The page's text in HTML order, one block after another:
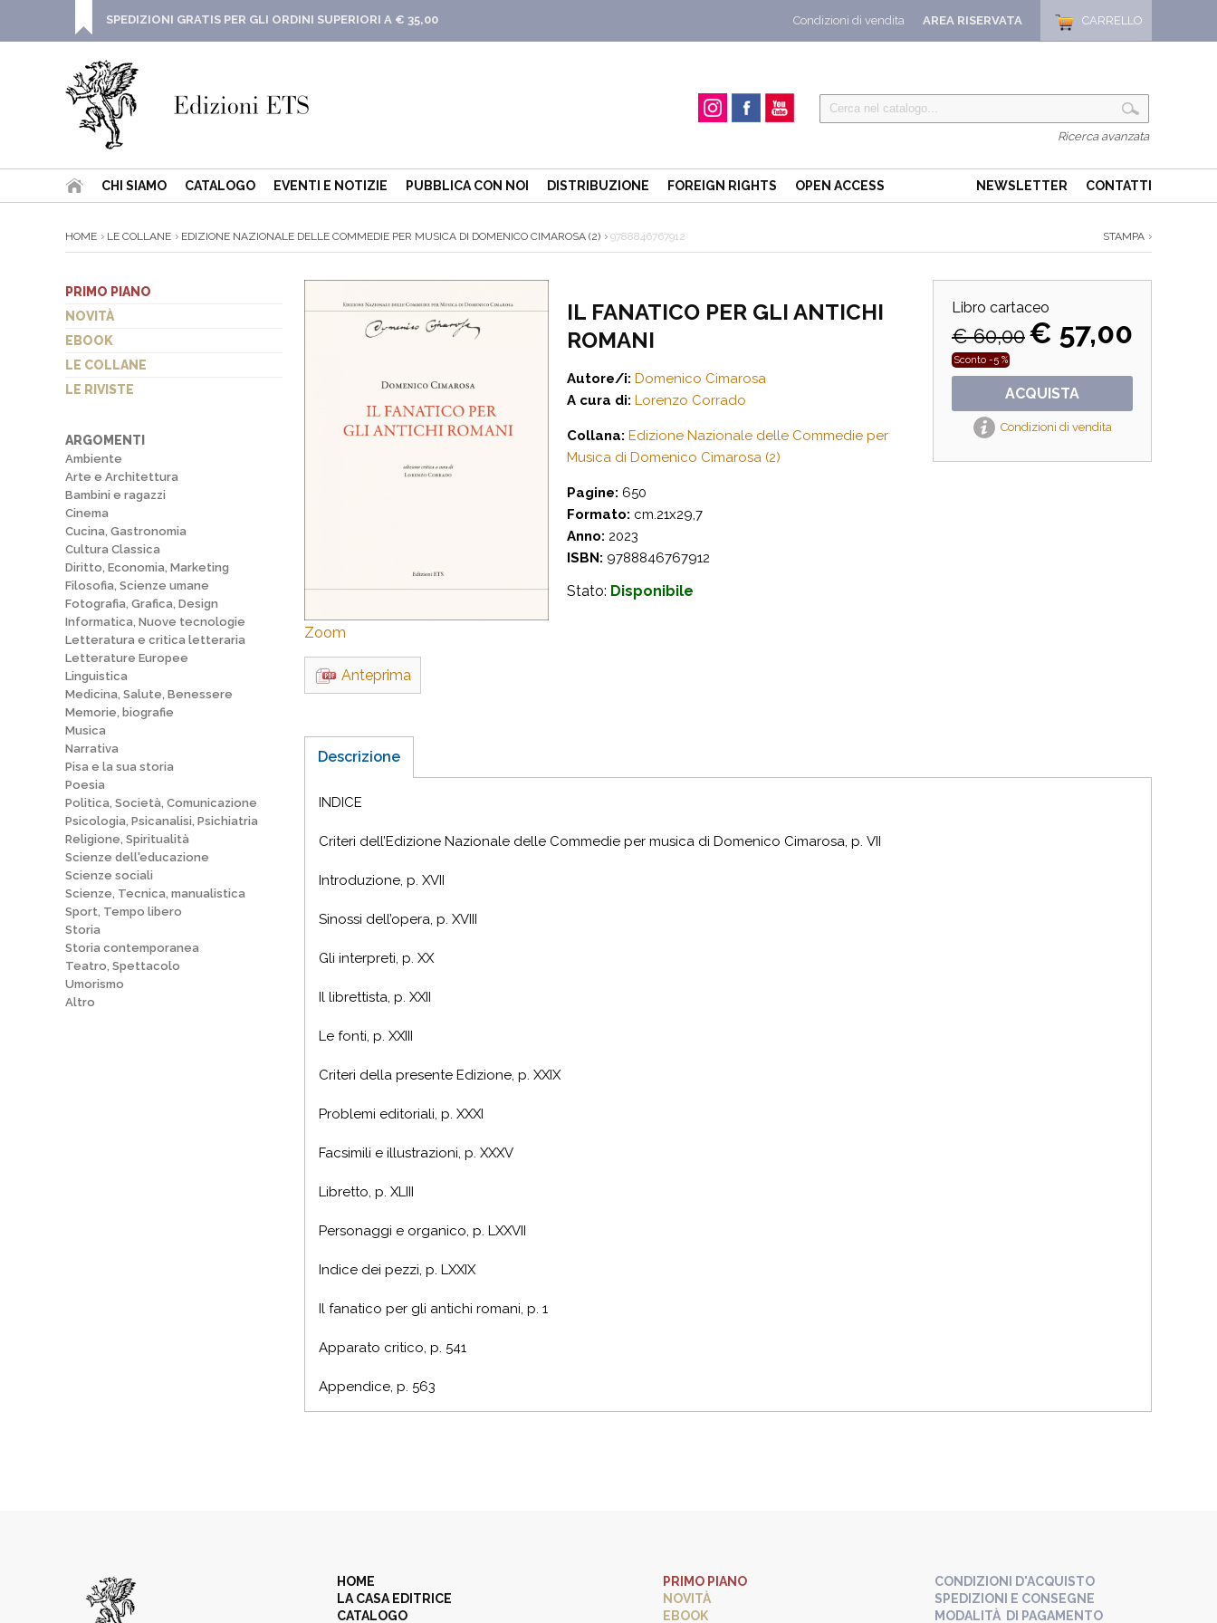
CARRELLO
AREA RISERVATA
Condizioni di vendita
SPEDIZIONI GRATIS PER GLI ORDINI SUPERIORI A € 35,00
Ricerca avanzata
CHI SIAMO CATALOGO EVENTI E NOTIZIE PUBBLICA CON NOI DISTRIBUZIONE FOREIGN RIGHTS OPEN ACCESS NEWSLETTER CONTATTI
HOME LE COLLANE EDIZIONE NAZIONALE DELLE COMMEDIE PER MUSICA DI DOMENICO CIMAROSA (2) 9788846767912 STAMPA
PRIMO PIANO
NOVITÀ
EBOOK
LE COLLANE
LE RIVISTE
ARGOMENTI
Ambiente
Arte e Architettura
Bambini e ragazzi
Cinema
Cucina, Gastronomia
Cultura Classica
Diritto, Economia, Marketing
Filosofia, Scienze umane
Fotografia, Grafica, Design
Informatica, Nuove tecnologie
Letteratura e critica letteraria
Letterature Europee
Linguistica
Medicina, Salute, Benessere
Memorie, biografie
Musica
Narrativa
Pisa e la sua storia
Poesia
Politica, Società, Comunicazione
Psicologia, Psicanalisi, Psichiatria
Religione, Spiritualità
Scienze dell'educazione
Scienze sociali
Scienze, Tecnica, manualistica
Sport, Tempo libero
Storia
Storia contemporanea
Teatro, Spettacolo
Umorismo
Altro
Libro cartaceo
€ 60,00€ 57,00
Sconto -5 %
ACQUISTA
Condizioni di vendita
Zoom
IL FANATICO PER GLI ANTICHI
ROMANI
Autore/i: Domenico Cimarosa
A cura di: Lorenzo Corrado
Collana: Edizione Nazionale delle Commedie per
Musica di Domenico Cimarosa (2)
Pagine: 650
Formato: cm.21x29,7
Anno: 2023
ISBN: 9788846767912
Stato: Disponibile
Anteprima
Descrizione
INDICE
Criteri dell’Edizione Nazionale delle Commedie per musica di Domenico Cimarosa, p. VII
Introduzione, p. XVII
Sinossi dell’opera, p. XVIII
Gli interpreti, p. XX
Il librettista, p. XXII
Le fonti, p. XXIII
Criteri della presente Edizione, p. XXIX
Problemi editoriali, p. XXXI
Facsimili e illustrazioni, p. XXXV
Libretto, p. XLIII
Personaggi e organico, p. LXXVII
Indice dei pezzi, p. LXXIX
Il fanatico per gli antichi romani, p. 1
Apparato critico, p. 541
Appendice, p. 563
HOME
LA CASA EDITRICE
CATALOGO
PRIMO PIANO
NOVITÀ
EBOOK
CONDIZIONI D'ACQUISTO
SPEDIZIONI E CONSEGNE
MODALITÀ DI PAGAMENTO